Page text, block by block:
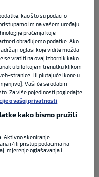
upozorio na
utakmice s
0
su nakon
obećavali čuda,
ogorčen
će igrati Španjolska i
kao što su podaci o
im na vašem uređaju.
praćenja koje
obrađujemo podatke. Ako
i oglasi koje vidite možda
se vratiti na ovaj izbornik kako
u bilo kojem trenutku klikom
stranice [ili plutajuće ikone u
Vaši će se odabiri
Za više pojedinosti pogledajte
o vašoj privatnosti
kako bismo pružili
Aktivno skeniranje
i/ili pristup podacima na
mjerenje oglašavanja i